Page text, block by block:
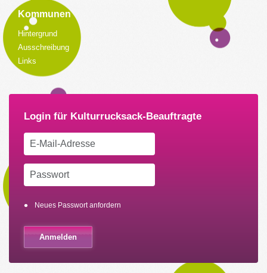
Kommunen
Hintergrund
Ausschreibung
Links
Neues Passwort anfordern